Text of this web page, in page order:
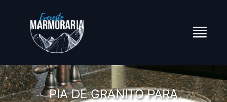
PIA DE GRANITO PARA